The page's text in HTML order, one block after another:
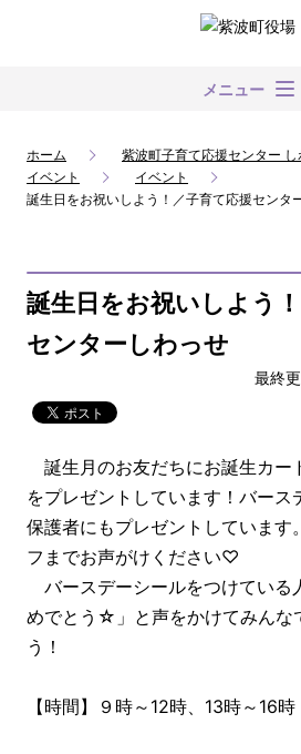
メニュー
ホーム
紫波町子育て応援センター し
イベント
イベント
誕生日をお祝いしよう！／子育て応援センタ
誕生日をお祝いしよう
センターしわっせ
最終
誕生月のお友だちにお誕生カー
をプレゼントしています！バース
保護者にもプレゼントしています
フまでお声がけください♡
バースデーシールをつけている
めでとう☆」と声をかけてみんな
う！
【時間】９時～12時、13時～16時